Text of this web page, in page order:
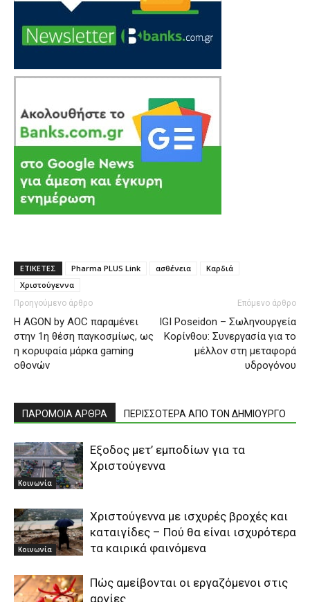
ΕΤΙΚΕΤΕΣ Pharma PLUS Link ασθένεια
Καρδιά
Χριστούγεννα
Προηγούμενο άρθρο
Η AGON by AOC παραμένει
στην 1η θέση παγκοσμίως, ως
η κορυφαία μάρκα gaming
οθονών
Επόμενο άρθρο
IGI Poseidon – Σωληνουργεία
Κορίνθου: Συνεργασία για το
μέλλον στη μεταφορά
υδρογόνου
ΠΑΡΟΜΟΙΑ ΑΡΘΡΑ ΠΕΡΙΣΣΟΤΕΡΑ ΑΠΟ ΤΟΝ ΔΗΜΙΟΥΡΓΟ
Κοινωνία
Εξοδος μετ’ εμποδίων για τα
Χριστούγεννα
Κοινωνία
Χριστούγεννα με ισχυρές βροχές και
καταιγίδες – Πού θα είναι ισχυρότερα
τα καιρικά φαινόμενα
Πώς αμείβονται οι εργαζόμενοι στις
αργίες